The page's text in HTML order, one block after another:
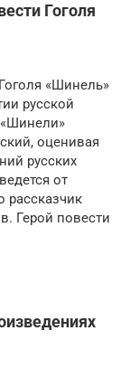
Гоголя
«Шинель»
русской
оценивая
русских
от
рассказчик
Герой повести